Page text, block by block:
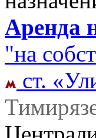
Аренда
"на
ст.